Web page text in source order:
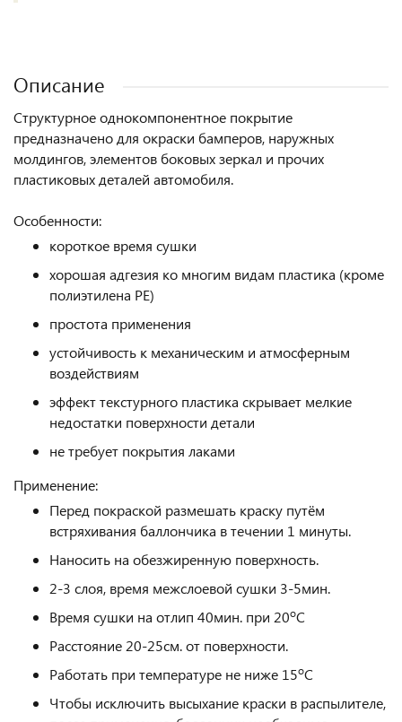
Описание
Структурное однокомпонентное покрытие
предназначено для окраски бамперов, наружных
молдингов, элементов боковых зеркал и прочих
пластиковых деталей автомобиля.
Особенности:
короткое время сушки
хорошая адгезия ко многим видам пластика (кроме
полиэтилена РЕ)
простота применения
устойчивость к механическим и атмосферным
воздействиям
эффект текстурного пластика скрывает мелкие
недостатки поверхности детали
не требует покрытия лаками
Применение:
Перед покраской размешать краску путём
встряхивания баллончика в течении 1 минуты.
Наносить на обезжиренную поверхность.
2-3 слоя, время межслоевой сушки 3-5мин.
Время сушки на отлип 40мин. при 20оС
Расстояние 20-25см. от поверхности.
Работать при температуре не ниже 15оС
Чтобы исключить высыхание краски в распылителе,